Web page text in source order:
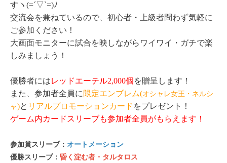
すヽ(=´▽`=)ﾉ
交流会を兼ねているので、初心者・上級者問わず気軽に
ご参加ください！
大画面モニターに試合を映しながらワイワイ・ガチで楽
しみましょう！
優勝者には レッドエーテル2,000個 を贈呈します！
また、参加者全員に 限定エンブレム(オシャレ女王・ネルシ
ャ)と リアルプロモーションカード をプレゼント！
ゲーム内カードスリーブも参加者全員がもらえます！
参加賞スリーブ： オートメーション
優勝スリーブ： 昏く淀む者・タルタロス